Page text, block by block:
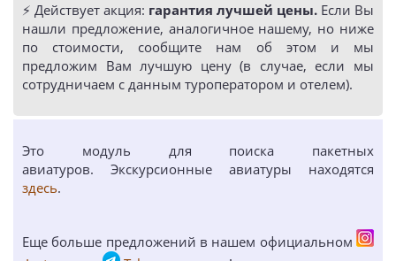
⚡️ Действует акция: гарантия лучшей цены. Если Вы
нашли предложение, аналогичное нашему, но ниже
по стоимости, сообщите нам об этом и мы
предложим Вам лучшую цену (в случае, если мы
сотрудничаем с данным туроператором и отелем).
Это модуль для поиска пакетных
авиатуров. Экскурсионные авиатуры находятся
здесь.
Еще больше предложений в нашем официальном